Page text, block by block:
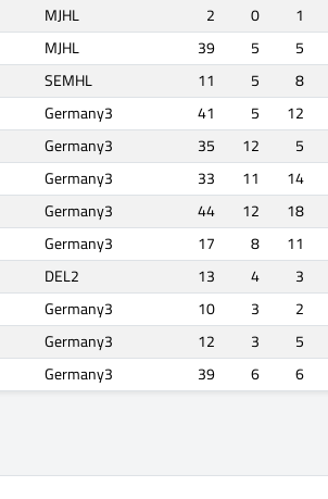
MJHL 2 0 1
MJHL 39 5 5
SEMHL 11 5 8
Germany3 41 5 12
Germany3 35 12 5
Germany3 33 11 14
Germany3 44 12 18
Germany3 17 8 11
DEL2 13 4 3
Germany3 10 3 2
Germany3 12 3 5
Germany3 39 6 6